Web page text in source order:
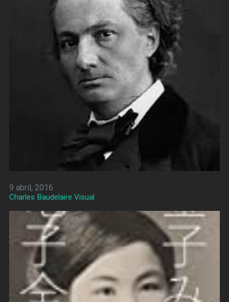
9 abril, 2016
Charles Baudelaire Visual